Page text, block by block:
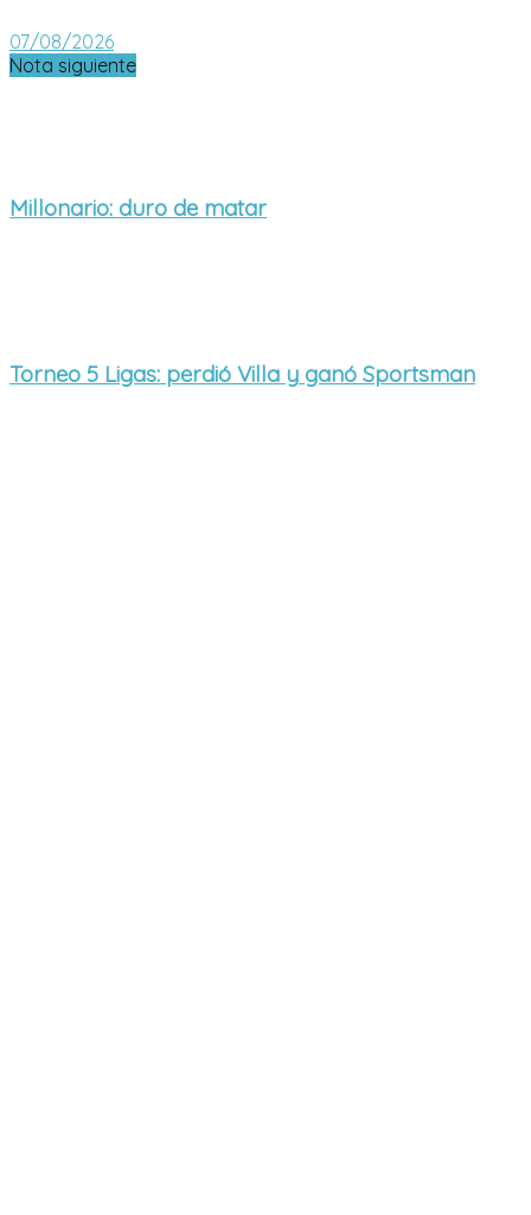
07/08/2026
Nota siguiente
Millonario: duro de matar
Torneo 5 Ligas: perdió Villa y ganó Sportsman